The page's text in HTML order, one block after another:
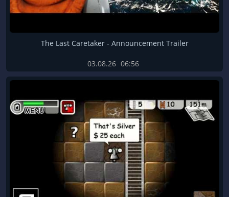
The Last Caretaker - Announcement Trailer
03.08.26 06:56